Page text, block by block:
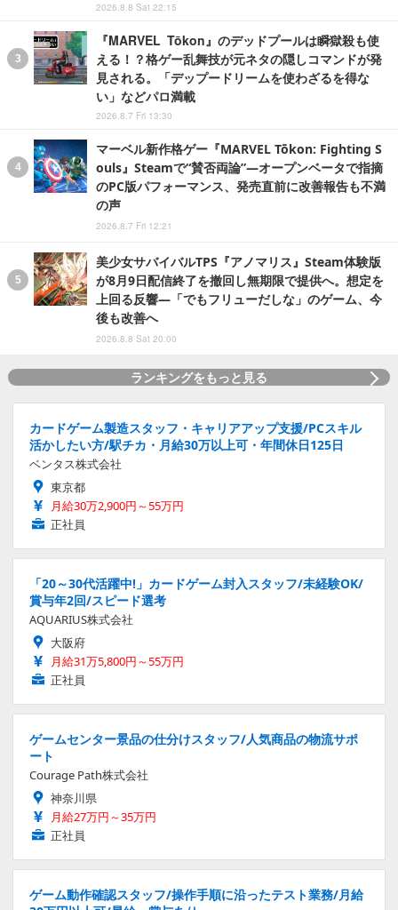
2026.8.8 Sat 22:15
『MARVEL Tōkon』のデッドプールは瞬獄殺も使
える！？格ゲー乱舞技が元ネタの隠しコマンドが発
見される。「デップードリームを使わざるを得な
い」などパロ満載
2026.8.7 Fri 13:30
マーベル新作格ゲー『MARVEL Tōkon: Fighting S
ouls』Steamで“賛否両論”―オープンベータで指摘
のPC版パフォーマンス、発売直前に改善報告も不満
の声
2026.8.7 Fri 12:21
美少女サバイバルTPS『アノマリス』Steam体験版
が8月9日配信終了を撤回し無期限で提供へ。想定を
上回る反響―「でもフリューだしな」のゲーム、今
後も改善へ
2026.8.8 Sat 20:00
ランキングをもっと見る
カードゲーム製造スタッフ・キャリアアップ支援/PCスキル
活かしたい方/駅チカ・月給30万以上可・年間休日125日
ベンタス株式会社
東京都
月給30万2,900円～55万円
正社員
「20～30代活躍中!」カードゲーム封入スタッフ/未経験OK/
賞与年2回/スピード選考
AQUARIUS株式会社
大阪府
月給31万5,800円～55万円
正社員
ゲームセンター景品の仕分けスタッフ/人気商品の物流サポ
ート
Courage Path株式会社
神奈川県
月給27万円～35万円
正社員
ゲーム動作確認スタッフ/操作手順に沿ったテスト業務/月給